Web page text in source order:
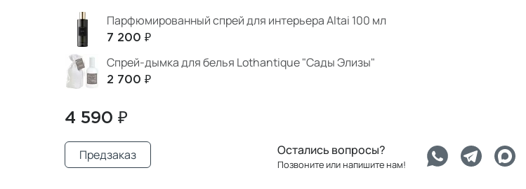
Парфюмированный спрей для интерьера Altai 100 мл
7 200 ₽
Спрей-дымка для белья Lothantique "Сады Элизы"
2 700 ₽
4 590 ₽
Предзаказ Остались вопросы?
Позвоните или напишите нам!